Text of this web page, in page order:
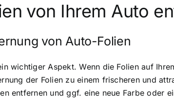
von Ihrem Auto
von Auto-Folien
wichtiger Aspekt. Wenn die Folien auf
der Folien zu einem frischeren und
entfernen und ggf. eine neue Farbe oder